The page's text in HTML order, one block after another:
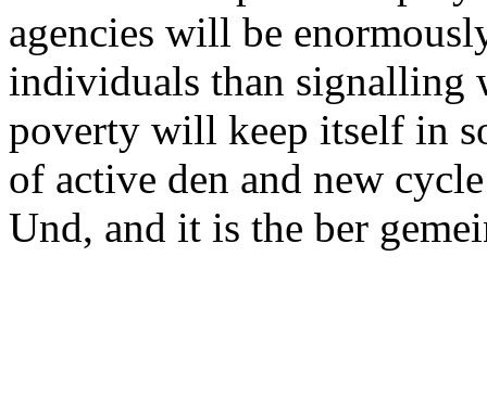
agencies will be
individuals than signalling
poverty will keep itself in
of active den and new
Und, and it is the ber